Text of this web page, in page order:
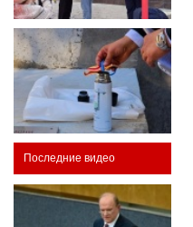
Последние видео